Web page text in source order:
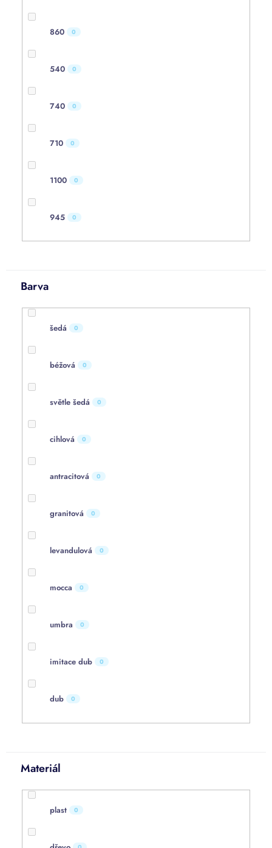
860 0
540 0
740 0
710 0
1100 0
945 0
Barva
šedá 0
béžová 0
světle šedá 0
cihlová 0
antracitová 0
granitová 0
levandulová 0
mocca 0
umbra 0
imitace dub 0
dub 0
Materiál
plast 0